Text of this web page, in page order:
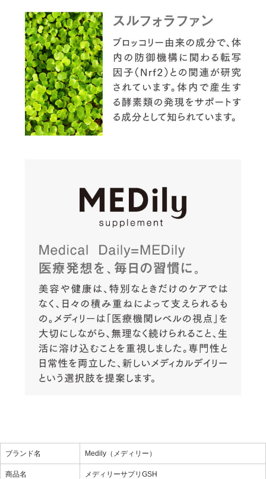
ブランド名 Medily（メディリー）
商品名 メディリーサプリGSH